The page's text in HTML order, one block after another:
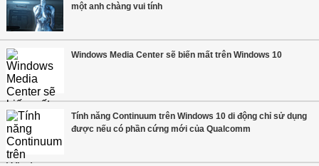
một anh chàng vui tính
Windows Media Center sẽ biến mất trên Windows 10
Tính năng Continuum trên Windows 10 di động chỉ sử dụng
được nếu có phần cứng mới của Qualcomm